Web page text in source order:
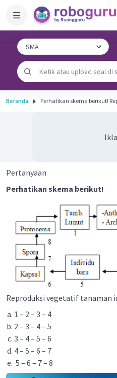
Beranda
Pertanyaan
Perhatikan skema berikut!
Reproduksi vegetatif
1 – 2 – 3 – 4
2 – 3 – 4 – 5
3 – 4 – 5 – 6
4 – 5 – 6 – 7
5 – 6 – 7 – 8